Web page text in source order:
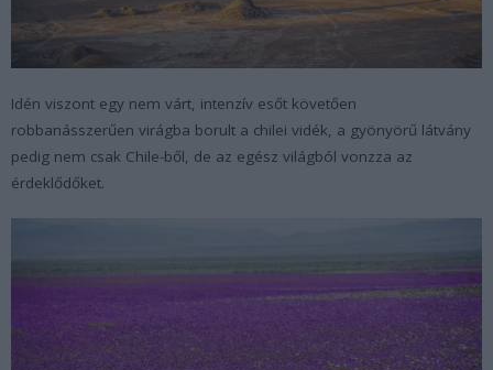
Idén viszont egy nem várt, intenzív esőt követően
robbanásszerűen virágba borult a chilei vidék, a gyönyörű látvány
pedig nem csak Chile-ből, de az egész világból vonzza az
érdeklődőket.